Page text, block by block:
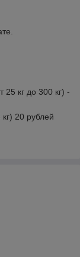
25 кг до 300 кг) -
20 рублей